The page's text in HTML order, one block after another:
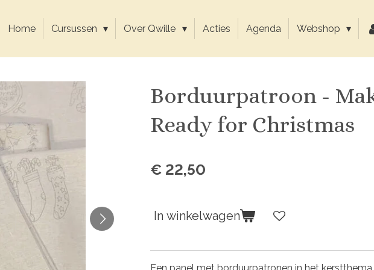
Home Cursussen Over Qwille Acties Agenda Webshop
Borduurpatroon -
Ready for Christmas
€ 22,50
In winkelwagen